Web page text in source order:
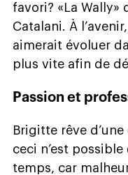
favori? «La
Catalani. À
aimerait évoluer
plus vite afin de
Passion et
Brigitte rêve
ceci n’est
temps, car